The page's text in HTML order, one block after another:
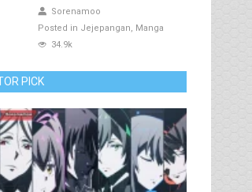
Sorenamoo
Posted in Jejepangan
Manga
34.9k
PICK